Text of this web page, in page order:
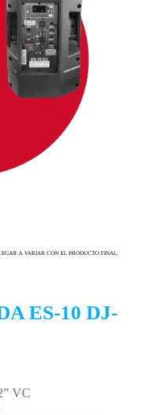
A VARIAR CON EL PRODUCTO FINAL,
ES-10 DJ-
VC